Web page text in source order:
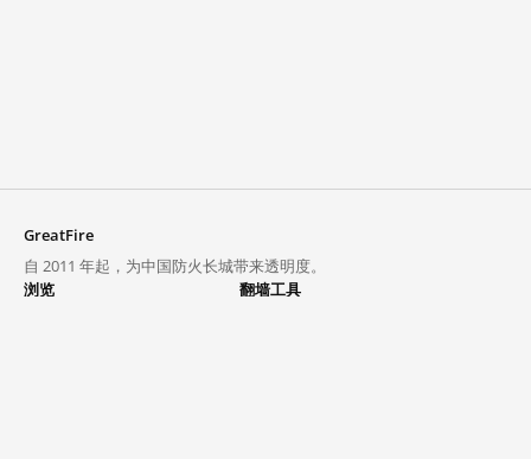
GreatFire
自 2011 年起，为中国防火长城带来透明度。
浏览
翻墙工具